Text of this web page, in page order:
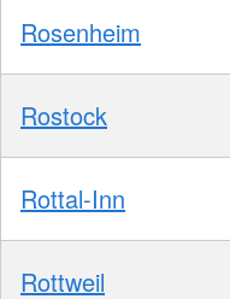
Rosenheim
Rostock
Rottal-Inn
Rottweil